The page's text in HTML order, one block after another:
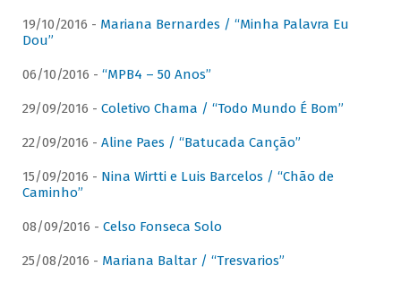
19/10/2016 - Mariana Bernardes / “Minha Palavra Eu
Dou”
06/10/2016 - “MPB4 – 50 Anos”
29/09/2016 - Coletivo Chama / “Todo Mundo É Bom”
22/09/2016 - Aline Paes / “Batucada Canção”
15/09/2016 - Nina Wirtti e Luis Barcelos / “Chão de
Caminho”
08/09/2016 - Celso Fonseca Solo
25/08/2016 - Mariana Baltar / “Tresvarios”